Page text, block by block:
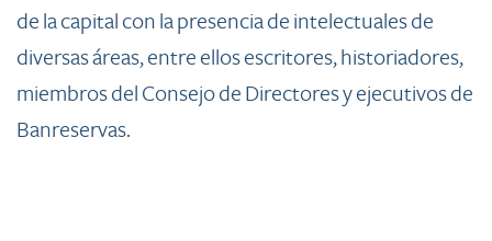
de la capital con la presencia de intelectuales de
diversas áreas, entre ellos escritores, historiadores,
miembros del Consejo de Directores y ejecutivos de
Banreservas.